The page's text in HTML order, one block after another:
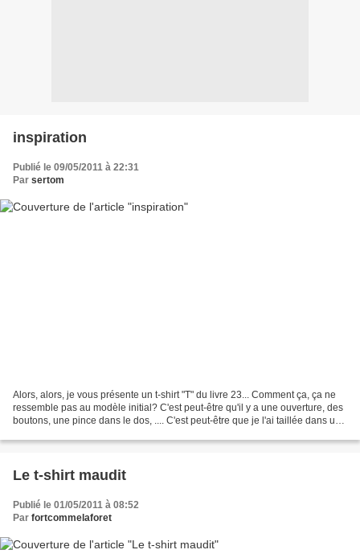
inspiration
Publié le 09/05/2011 à 22:31
Par sertom
Alors, alors, je vous présente un t-shirt "T" du livre 23... Comment ça, ça ne
ressemble pas au modèle initial? C'est peut-être qu'il y a une ouverture, des
boutons, une pince dans le dos, .... C'est peut-être que je l'ai taillée dans une
Le t-shirt maudit
Publié le 01/05/2011 à 08:52
Par fortcommelaforet